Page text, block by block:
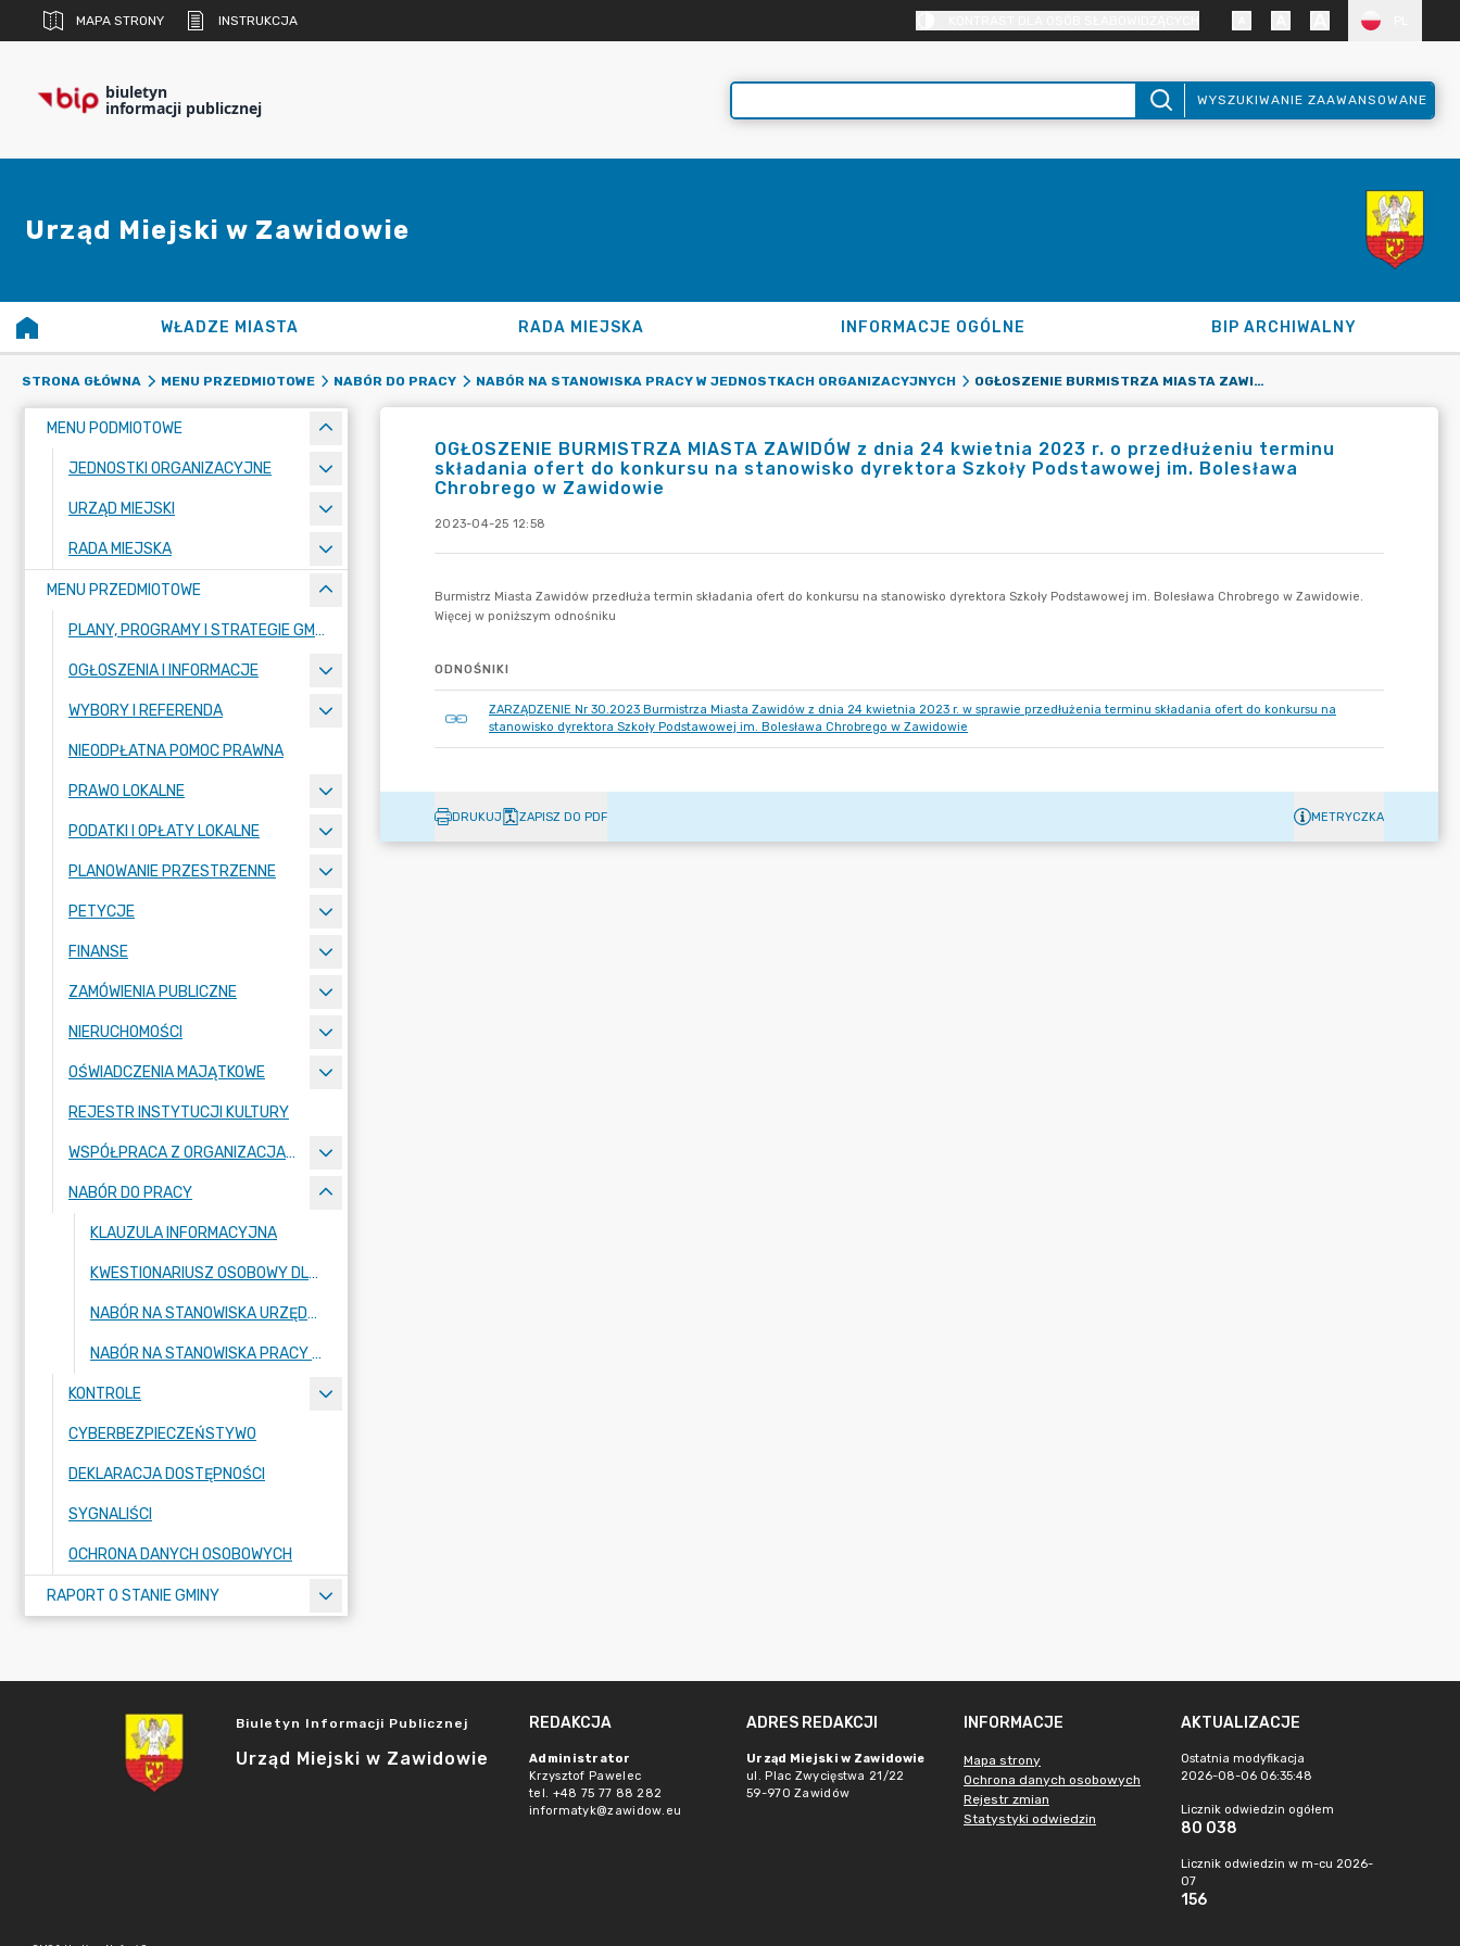
MAPA STRONY INSTRUKCJA
biuletyn
informacji publicznej WYSZUKIWANIE ZAAWANSOWANE
Urząd Miejski w Zawidowie
WŁADZE MIASTA RADA MIEJSKA INFORMACJE OGÓLNE BIP ARCHIWALNY
STRONA GŁÓWNA MENU PRZEDMIOTOWE NABÓR DO PRACY NABÓR NA STANOWISKA PRACY W JEDNOSTKACH ORGANIZACYJNYCH OGŁOSZENIE BURMISTRZA MIASTA ZAWIDÓW Z DNIA 24 KWIETNIA 2023 R. O PRZEDŁUŻENIU TERMINU SKŁADANIA OFERT DO KONKURSU NA STANOWISKO DYREKTORA SZKOŁY PODSTAWOWEJ IM. BOLESŁAWA CHROBREGO W ZAWIDOWIE
MENU PODMIOTOWE
JEDNOSTKI ORGANIZACYJNE
URZĄD MIEJSKI
RADA MIEJSKA
MENU PRZEDMIOTOWE
PLANY, PROGRAMY I STRATEGIE GMINY
OGŁOSZENIA I INFORMACJE
WYBORY I REFERENDA
NIEODPŁATNA POMOC PRAWNA
PRAWO LOKALNE
PODATKI I OPŁATY LOKALNE
PLANOWANIE PRZESTRZENNE
PETYCJE
FINANSE
ZAMÓWIENIA PUBLICZNE
NIERUCHOMOŚCI
OŚWIADCZENIA MAJĄTKOWE
REJESTR INSTYTUCJI KULTURY
WSPÓŁPRACA Z ORGANIZACJAMI POZARZĄDOWYMI
NABÓR DO PRACY
KLAUZULA INFORMACYJNA
KWESTIONARIUSZ OSOBOWY DLA OSOBY UBIEGAJĄCEJ SIĘ O ZATRUDNIENIE
NABÓR NA STANOWISKA URZĘDNICZE
NABÓR NA STANOWISKA PRACY W JEDNOSTKACH ORGANIZACYJNYCH
KONTROLE
CYBERBEZPIECZEŃSTYWO
DEKLARACJA DOSTĘPNOŚCI
SYGNALIŚCI
OCHRONA DANYCH OSOBOWYCH
RAPORT O STANIE GMINY
OGŁOSZENIE BURMISTRZA MIASTA ZAWIDÓW z dnia 24 kwietnia 2023 r. o przedłużeniu terminu
składania ofert do konkursu na stanowisko dyrektora Szkoły Podstawowej im. Bolesława
Chrobrego w Zawidowie
2023-04-25 12:58
ODNOŚNIKI
ZARZĄDZENIE Nr 30.2023 Burmistrza Miasta Zawidów z dnia 24 kwietnia 2023 r. w sprawie przedłużenia terminu składania ofert do konkursu na
stanowisko dyrektora Szkoły Podstawowej im. Bolesława Chrobrego w Zawidowie
DRUKUJ ZAPISZ DO PDF METRYCZKA
Biuletyn Informacji Publicznej
Urząd Miejski w Zawidowie
REDAKCJA
Administrator
Krzysztof Pawelec
tel. +48 75 77 88 282
informatyk@zawidow.eu
ADRES REDAKCJI
Urząd Miejski w Zawidowie
ul. Plac Zwycięstwa 21/22
59-970 Zawidów
INFORMACJE
Mapa strony
Ochrona danych osobowych
Rejestr zmian
Statystyki odwiedzin
AKTUALIZACJE
Ostatnia modyfikacja
2026-08-06 06:35:48
Licznik odwiedzin ogółem
80 038
Licznik odwiedzin w m-cu 2026-
07
156